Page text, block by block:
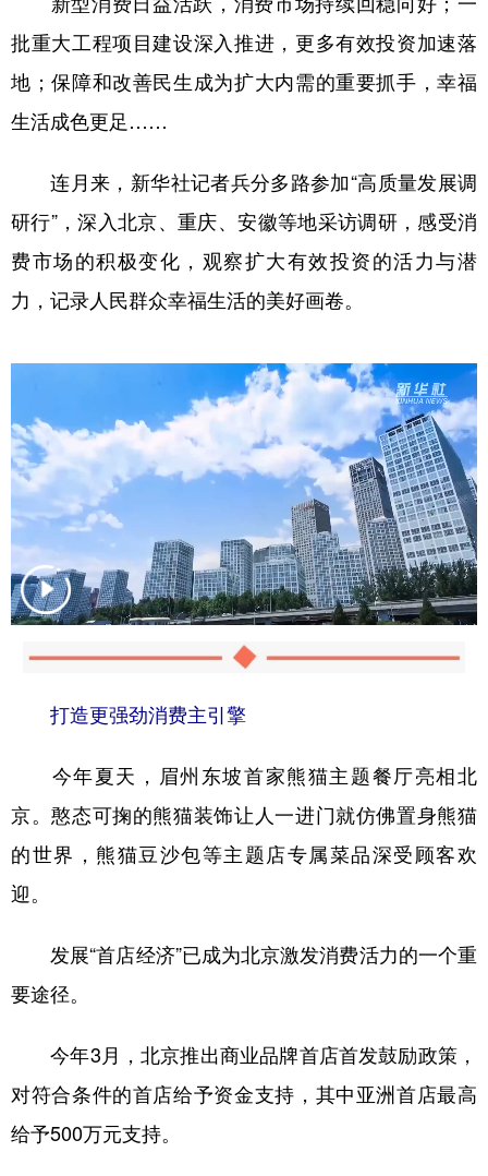
多语种频道
Deutsch Português
批重大工程项目建设深入推进，更多有效投资加速落
地；保障和改善民生成为扩大内需的重要抓手，幸福
生活成色更足……
连月来，新华社记者兵分多路参加“高质量发展调
研行”，深入北京、重庆、安徽等地采访调研，感受消
费市场的积极变化，观察扩大有效投资的活力与潜
力，记录人民群众幸福生活的美好画卷。
打造更强劲消费主引擎
今年夏天，眉州东坡首家熊猫主题餐厅亮相北
京。憨态可掬的熊猫装饰让人一进门就仿佛置身熊猫
的世界，熊猫豆沙包等主题店专属菜品深受顾客欢
迎。
发展“首店经济”已成为北京激发消费活力的一个重
要途径。
今年3月，北京推出商业品牌首店首发鼓励政策，
对符合条件的首店给予资金支持，其中亚洲首店最高
给予500万元支持。